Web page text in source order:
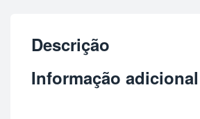
Descrição
Informação adicional